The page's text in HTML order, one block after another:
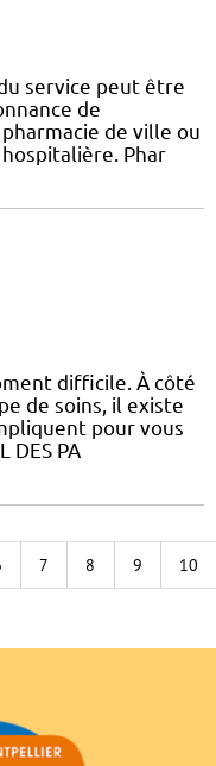
service peut être
de
de ville ou
Phar
difficile. À côté
de soins, il existe
pour vous
DES PA
7 8 9 10